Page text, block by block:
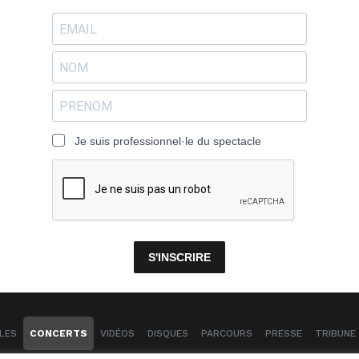
Je suis professionnel·le du spectacle
S'INSCRIRE
CONCERTS VIDÉOS DISQUES PARCOURS PRESSE TRIBUNE